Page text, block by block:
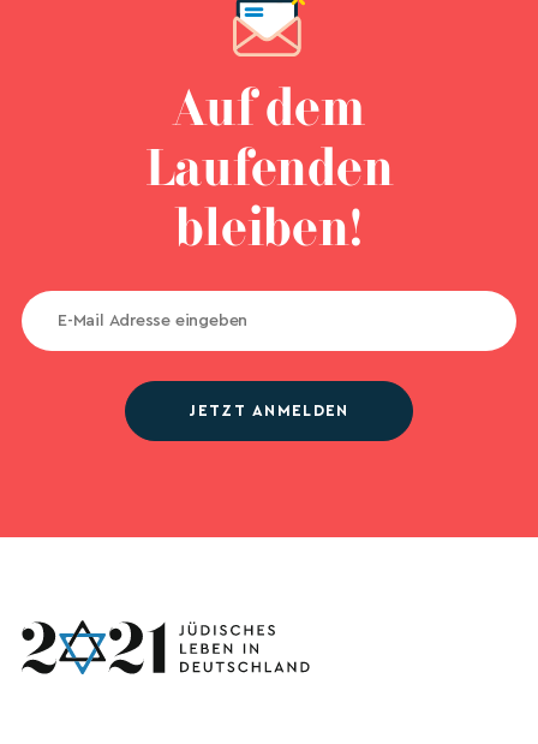
Auf dem
Laufenden
bleiben!
JETZT ANMELDEN